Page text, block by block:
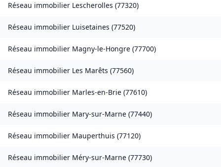
Réseau immobilier Lescherolles (77320)
Réseau immobilier Luisetaines (77520)
Réseau immobilier Magny-le-Hongre (77700)
Réseau immobilier Les Marêts (77560)
Réseau immobilier Marles-en-Brie (77610)
Réseau immobilier Mary-sur-Marne (77440)
Réseau immobilier Mauperthuis (77120)
Réseau immobilier Méry-sur-Marne (77730)